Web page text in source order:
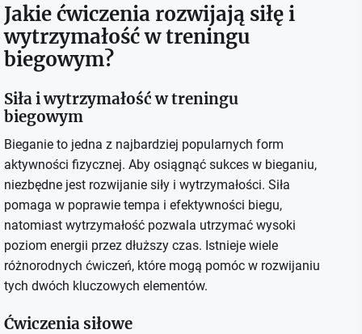
Jakie ćwiczenia rozwijają siłę i
wytrzymałość w treningu
biegowym?
Siła i wytrzymałość w treningu
biegowym
Bieganie to jedna z najbardziej popularnych form
aktywności fizycznej. Aby osiągnąć sukces w bieganiu,
niezbędne jest rozwijanie siły i wytrzymałości. Siła
pomaga w poprawie tempa i efektywności biegu,
natomiast wytrzymałość pozwala utrzymać wysoki
poziom energii przez dłuższy czas. Istnieje wiele
różnorodnych ćwiczeń, które mogą pomóc w rozwijaniu
tych dwóch kluczowych elementów.
Ćwiczenia siłowe